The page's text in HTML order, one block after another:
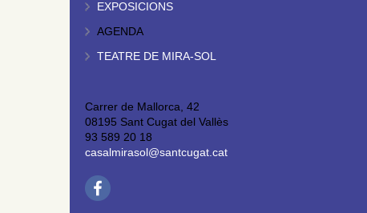
EXPOSICIONS
AGENDA
TEATRE DE MIRA-SOL
Carrer de Mallorca, 42
08195 Sant Cugat del Vallès
93 589 20 18
casalmirasol@santcugat.cat